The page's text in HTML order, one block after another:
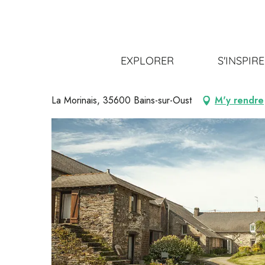
EXPLORER
Restaurant à la ferme - La
La Morinais, 35600 Bains-sur-Oust M'y rendre